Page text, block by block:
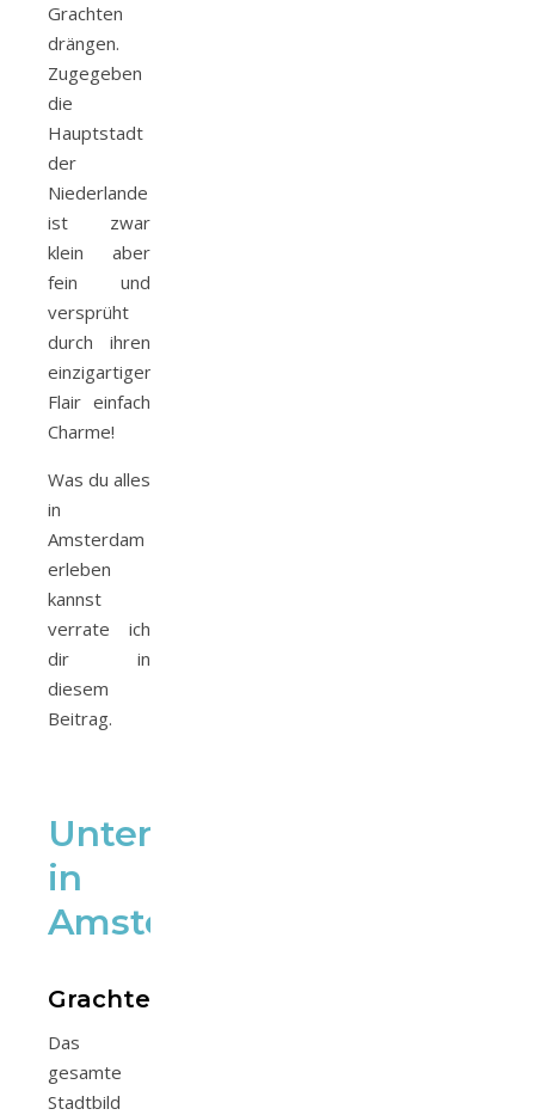
Grachten
drängen.
Zugegeben
die
Hauptstadt
der
Niederlande
ist zwar
klein aber
fein und
versprüht
durch ihren
einzigartigen
Flair einfach
Charme!
Was du alles
in
Amsterdam
erleben
kannst
verrate ich
dir in
diesem
Beitrag.
Unternehmungen
in
Amsterdam
Grachtenfahrt
Das
gesamte
Stadtbild